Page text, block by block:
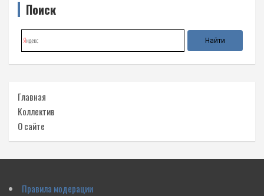
Поиск
Главная
Коллектив
О сайте
Правила модерации